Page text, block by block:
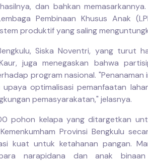
dan bahkan
Pembinaan Khusus Anak
produktif yang saling
Siska Noventri, yang turut
juga menegaskan bahwa
program nasional. "Penanaman
optimalisasi pemanfaatan
pemasyarakatan," jelasnya.
pohon kelapa yang ditargetkan
Provinsi Bengkulu
kuat untuk ketahanan pangan.
narapidana dan anak